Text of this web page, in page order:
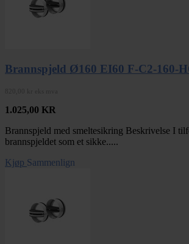
Brannspjeld Ø160 EI60 F-C2-160-
1.025,00 KR
Brannspjeld med smeltesikring Beskrivelse I
brannspjeldet som et sikke.....
Kjøp Sammenlign